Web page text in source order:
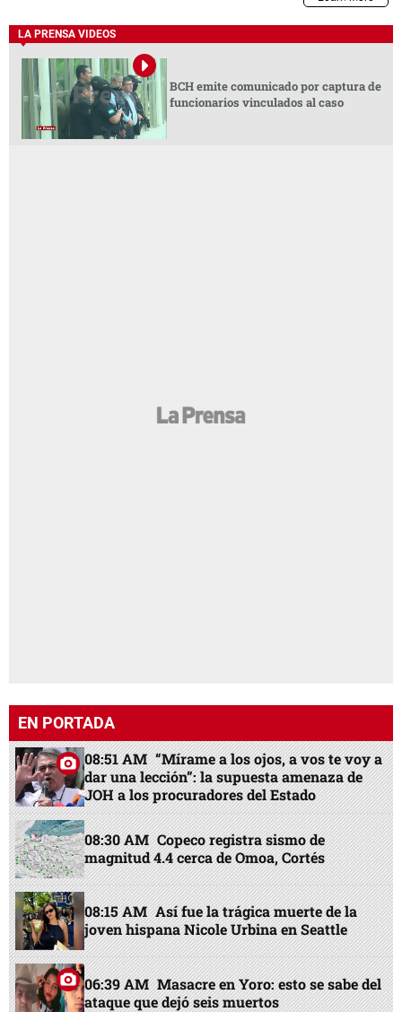
LA PRENSA VIDEOS
BCH emite comunicado por captura de
funcionarios vinculados al caso
EN PORTADA
08:51 AM “Mírame a los ojos, a vos te voy a
dar una lección”: la supuesta amenaza de
JOH a los procuradores del Estado
08:30 AM Copeco registra sismo de
magnitud 4.4 cerca de Omoa, Cortés
08:15 AM Así fue la trágica muerte de la
joven hispana Nicole Urbina en Seattle
06:39 AM Masacre en Yoro: esto se sabe del
ataque que dejó seis muertos